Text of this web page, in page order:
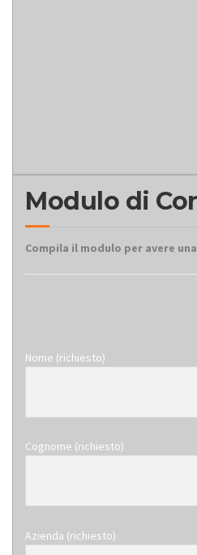
Modulo di
Compila il modulo per avere
Nome (richiesto)
Cognome (richiesto)
Azienda (richiesto)